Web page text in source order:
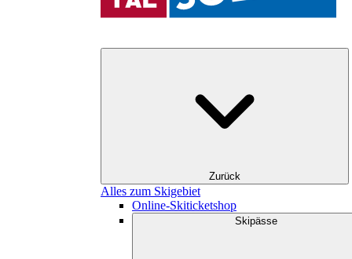
Zurück
Alles zum Skigebiet
Online-Skiticketshop
Skipässe